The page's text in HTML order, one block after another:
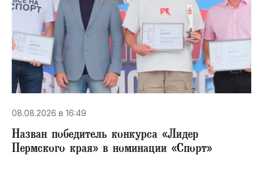
08.08.2026 в 16:49
Назван победитель конкурса «Лидер
Пермского края» в номинации «Спорт»